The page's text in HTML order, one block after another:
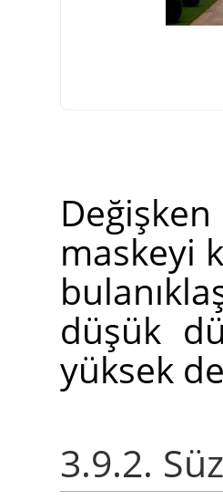
maskeyi
düşük
yüksek
3.9.2.